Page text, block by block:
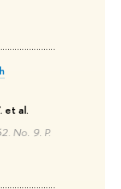
et al.
No. 9. P.